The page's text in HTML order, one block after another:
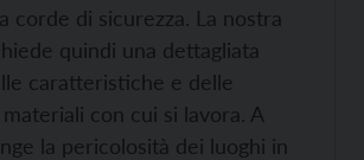
corde di sicurezza. La nostra
quindi una dettagliata
caratteristiche e delle
con cui si lavora. A
la pericolosità dei luoghi in